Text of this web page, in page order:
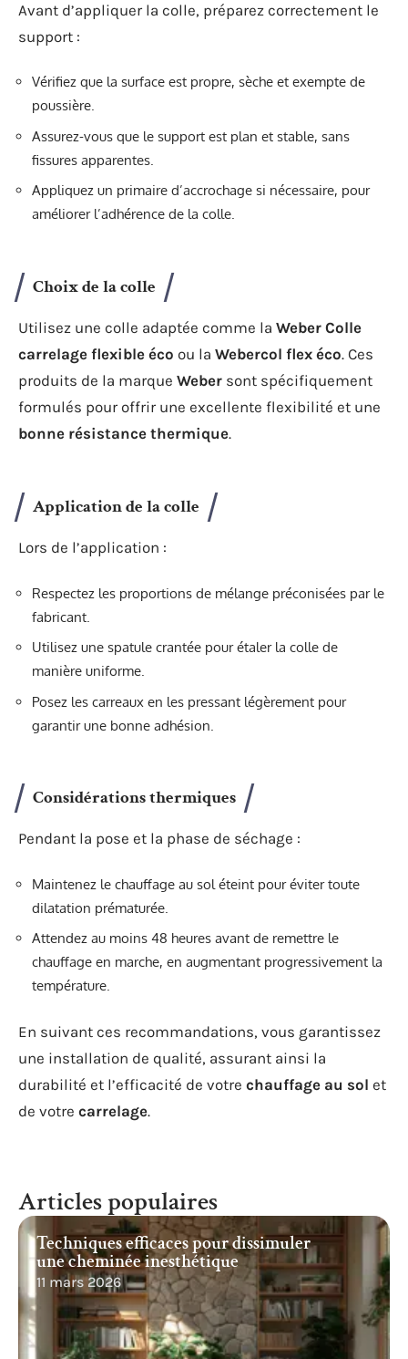
Avant d’appliquer la colle, préparez correctement le
support :
Vérifiez que la surface est propre, sèche et exempte de
poussière.
Assurez-vous que le support est plan et stable, sans
fissures apparentes.
Appliquez un primaire d’accrochage si nécessaire, pour
améliorer l’adhérence de la colle.
Choix de la colle
Utilisez une colle adaptée comme la Weber Colle
carrelage flexible éco ou la Webercol flex éco. Ces
produits de la marque Weber sont spécifiquement
formulés pour offrir une excellente flexibilité et une
bonne résistance thermique.
Application de la colle
Lors de l’application :
Respectez les proportions de mélange préconisées par le
fabricant.
Utilisez une spatule crantée pour étaler la colle de
manière uniforme.
Posez les carreaux en les pressant légèrement pour
garantir une bonne adhésion.
Considérations thermiques
Pendant la pose et la phase de séchage :
Maintenez le chauffage au sol éteint pour éviter toute
dilatation prématurée.
Attendez au moins 48 heures avant de remettre le
chauffage en marche, en augmentant progressivement la
température.
En suivant ces recommandations, vous garantissez
une installation de qualité, assurant ainsi la
durabilité et l’efficacité de votre chauffage au sol et
de votre carrelage.
Articles populaires
Techniques efficaces pour dissimuler
une cheminée inesthétique
11 mars 2026